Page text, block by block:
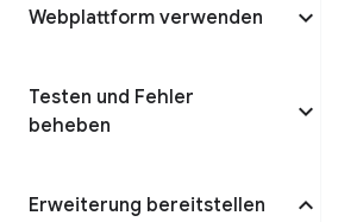
Webplattform verwenden
Testen und Fehler
beheben
Erweiterung bereitstellen